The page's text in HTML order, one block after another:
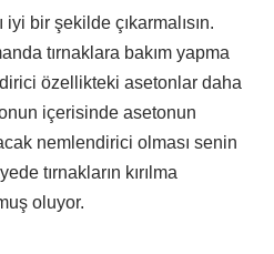
iyi bir şekilde çıkarmalısın.
tırnaklara bakım yapma
özellikteki asetonlar daha
içerisinde asetonun
nemlendirici olması senin
tırnakların kırılma
oluyor.